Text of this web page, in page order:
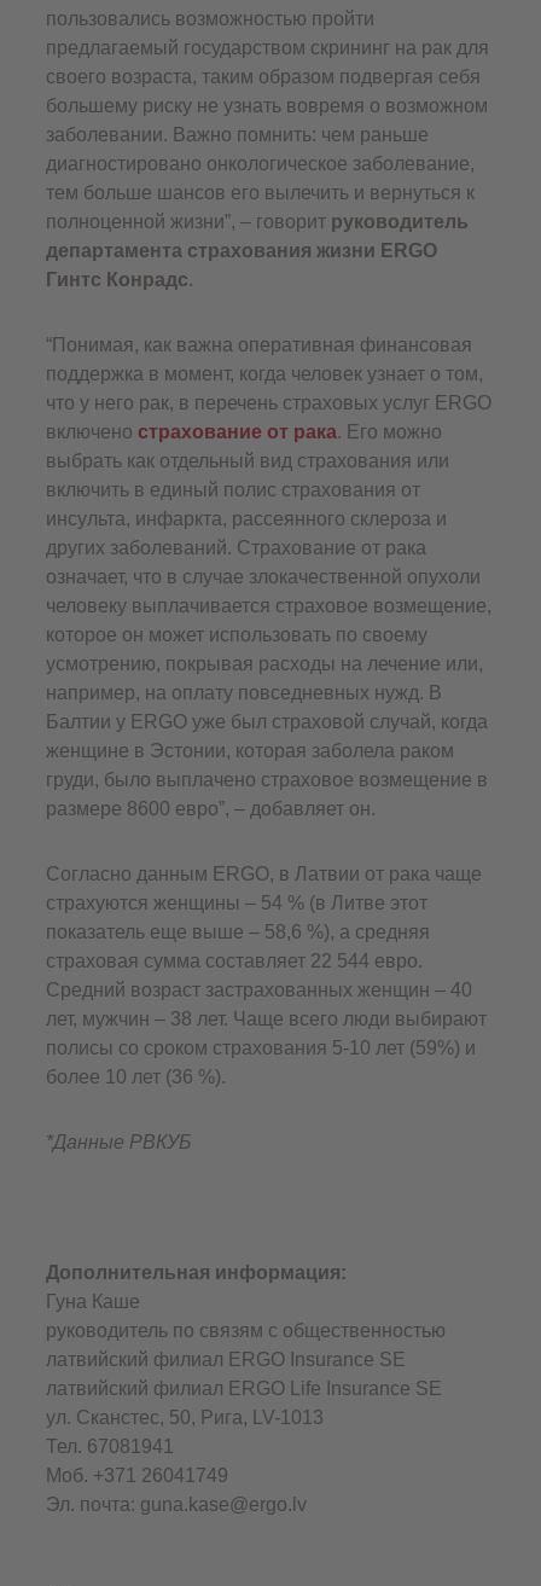
пользовались возможностью пройти
предлагаемый государством скрининг на рак для
своего возраста, таким образом подвергая себя
большему риску не узнать вовремя о возможном
заболевании. Важно помнить: чем раньше
диагностировано онкологическое заболевание,
тем больше шансов его вылечить и вернуться к
полноценной жизни”, – говорит руководитель
департамента страхования жизни ERGO
Гинтс Конрадс.
“Понимая, как важна оперативная финансовая
поддержка в момент, когда человек узнает о том,
что у него рак, в перечень страховых услуг ERGO
включено страхование от рака. Его можно
выбрать как отдельный вид страхования или
включить в единый полис страхования от
инсульта, инфаркта, рассеянного склероза и
других заболеваний. Страхование от рака
означает, что в случае злокачественной опухоли
человеку выплачивается страховое возмещение,
которое он может использовать по своему
усмотрению, покрывая расходы на лечение или,
например, на оплату повседневных нужд. В
Балтии у ERGO уже был страховой случай, когда
женщине в Эстонии, которая заболела раком
груди, было выплачено страховое возмещение в
размере 8600 евро”, – добавляет он.
Согласно данным ERGO, в Латвии от рака чаще
страхуются женщины – 54 % (в Литве этот
показатель еще выше – 58,6 %), а средняя
страховая сумма составляет 22 544 евро.
Средний возраст застрахованных женщин – 40
лет, мужчин – 38 лет. Чаще всего люди выбирают
полисы со сроком страхования 5-10 лет (59%) и
более 10 лет (36 %).
*Данные РВКУБ
Дополнительная информация:
Гуна Каше
руководитель по связям с общественностью
латвийский филиал ERGO Insurance SЕ
латвийский филиал ERGO Life Insurance SE
ул. Сканстес, 50, Рига, LV-1013
Тел. 67081941
Моб. +371 26041749
Эл. почта: guna.kase@ergo.lv